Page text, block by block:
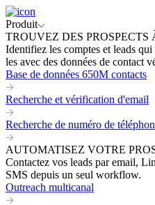
Produit
TROUVEZ DES
Identifiez les comptes et leads
les avec des données de contact
Base de données 650M contacts
Recherche et vérification d'email
Recherche de numéro de
AUTOMATISEZ VOTRE
Contactez vos leads par email,
SMS depuis un seul workflow.
Outreach multicanal